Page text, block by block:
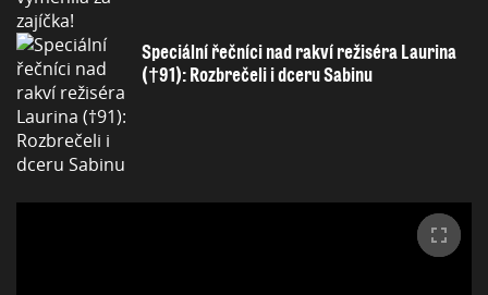
Speciální řečníci nad rakví režiséra Laurina
(†91): Rozbrečeli i dceru Sabinu